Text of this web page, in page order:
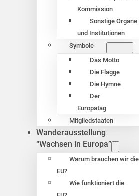
Kommission
Sonstige Organe
und Institutionen
Symbole
Das Motto
Die Flagge
Die Hymne
Der
Europatag
Mitgliedstaaten
Wanderausstellung
“Wachsen in Europa”
Warum brauchen wir die
EU?
Wie funktioniert die